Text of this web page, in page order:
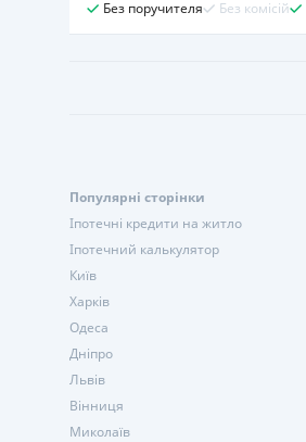
Без поручителя Без комісій
Популярні сторінки
Іпотечні кредити на житло
Іпотечний калькулятор
Київ
Харків
Одеса
Дніпро
Львів
Вінниця
Миколаїв